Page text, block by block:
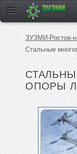
ЗУЗМИ-Ростов-
Стальные
ОПОРЫ